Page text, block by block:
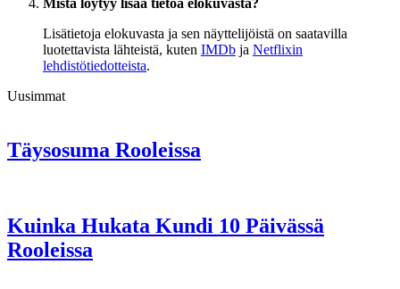
Lisätietoja elokuvasta ja sen näyttelijöistä on saatavilla
luotettavista lähteistä, kuten IMDb ja Netflixin
lehdistötiedotteista.
Uusimmat
Täysosuma Rooleissa
Kuinka Hukata Kundi 10 Päivässä
Rooleissa